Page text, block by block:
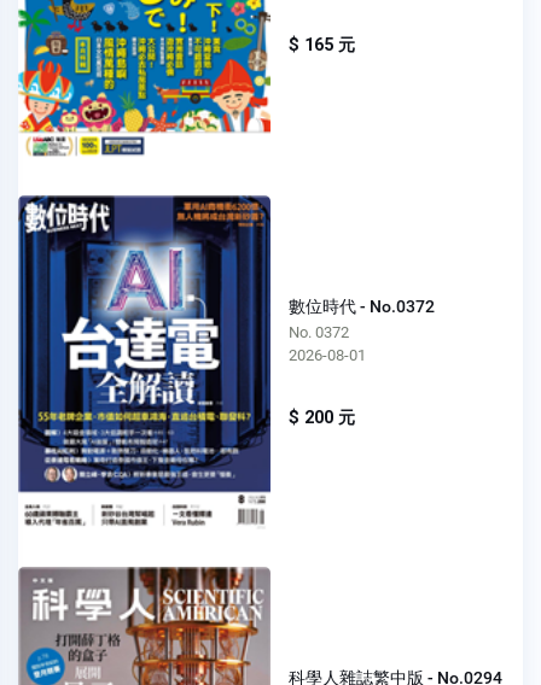
$ 165 元
數位時代 - No.0372
No. 0372
2026-08-01
$ 200 元
科學人雜誌繁中版 - No.0294